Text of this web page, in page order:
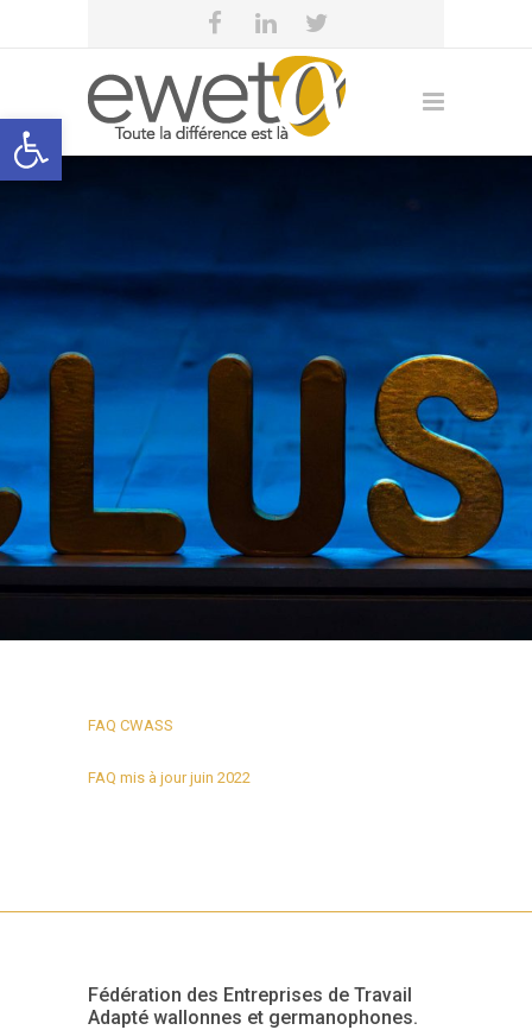
Open toolbar
FAQ de l’AVIQ
FAQ CWASS
FAQ mis à jour juin 2022
Fédération des Entreprises de Travail
Adapté wallonnes et germanophones.